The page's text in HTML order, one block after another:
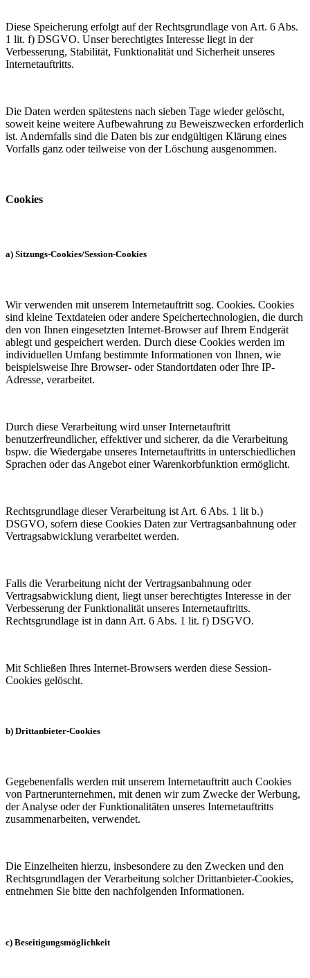
Diese Speicherung erfolgt auf der Rechtsgrundlage von Art. 6 Abs.
1 lit. f) DSGVO. Unser berechtigtes Interesse liegt in der
Verbesserung, Stabilität, Funktionalität und Sicherheit unseres
Internetauftritts.
Die Daten werden spätestens nach sieben Tage wieder gelöscht,
soweit keine weitere Aufbewahrung zu Beweiszwecken erforderlich
ist. Andernfalls sind die Daten bis zur endgültigen Klärung eines
Vorfalls ganz oder teilweise von der Löschung ausgenommen.
Cookies
a) Sitzungs-Cookies/Session-Cookies
Wir verwenden mit unserem Internetauftritt sog. Cookies. Cookies
sind kleine Textdateien oder andere Speichertechnologien, die durch
den von Ihnen eingesetzten Internet-Browser auf Ihrem Endgerät
ablegt und gespeichert werden. Durch diese Cookies werden im
individuellen Umfang bestimmte Informationen von Ihnen, wie
beispielsweise Ihre Browser- oder Standortdaten oder Ihre IP-
Adresse, verarbeitet.
Durch diese Verarbeitung wird unser Internetauftritt
benutzerfreundlicher, effektiver und sicherer, da die Verarbeitung
bspw. die Wiedergabe unseres Internetauftritts in unterschiedlichen
Sprachen oder das Angebot einer Warenkorbfunktion ermöglicht.
Rechtsgrundlage dieser Verarbeitung ist Art. 6 Abs. 1 lit b.)
DSGVO, sofern diese Cookies Daten zur Vertragsanbahnung oder
Vertragsabwicklung verarbeitet werden.
Falls die Verarbeitung nicht der Vertragsanbahnung oder
Vertragsabwicklung dient, liegt unser berechtigtes Interesse in der
Verbesserung der Funktionalität unseres Internetauftritts.
Rechtsgrundlage ist in dann Art. 6 Abs. 1 lit. f) DSGVO.
Mit Schließen Ihres Internet-Browsers werden diese Session-
Cookies gelöscht.
b) Drittanbieter-Cookies
Gegebenenfalls werden mit unserem Internetauftritt auch Cookies
von Partnerunternehmen, mit denen wir zum Zwecke der Werbung,
der Analyse oder der Funktionalitäten unseres Internetauftritts
zusammenarbeiten, verwendet.
Die Einzelheiten hierzu, insbesondere zu den Zwecken und den
Rechtsgrundlagen der Verarbeitung solcher Drittanbieter-Cookies,
entnehmen Sie bitte den nachfolgenden Informationen.
c) Beseitigungsmöglichkeit